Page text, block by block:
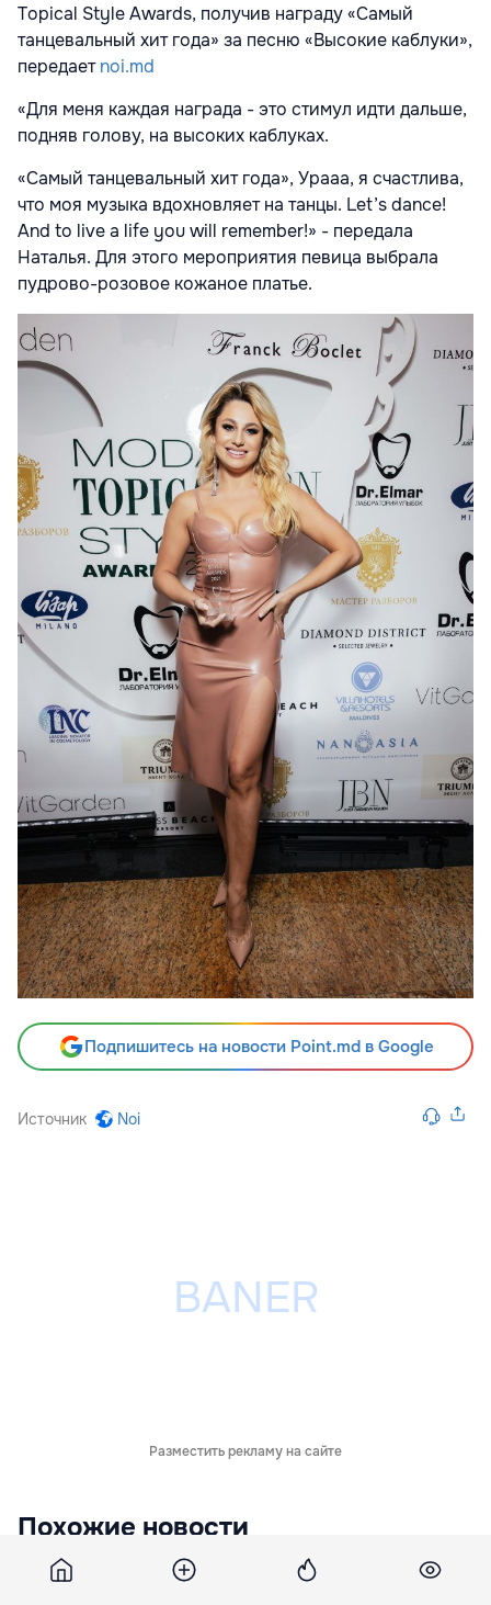
Topical Style Awards, получив награду «Самый
танцевальный хит года» за песню «Высокие каблуки»,
передаетnoi.md
«Для меня каждая награда - это стимул идти дальше,
подняв голову, на высоких каблуках.
«Самый танцевальный хит года», Урааа, я счастлива,
что моя музыка вдохновляет на танцы. Let’s dance!
And to live a life you will remember!» - передала
Наталья. Для этого мероприятия певица выбрала
пудрово-розовое кожаное платье.
Подпишитесь на новости Point.md в Google
Источник Noi
Разместить рекламу на сайте
Похожие новости